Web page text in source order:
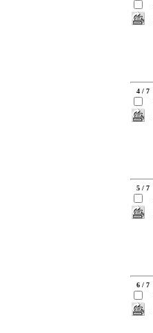
4 / 7
5 / 7
6 / 7